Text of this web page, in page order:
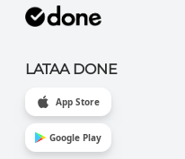
LATAA DONE
App Store
Google Play